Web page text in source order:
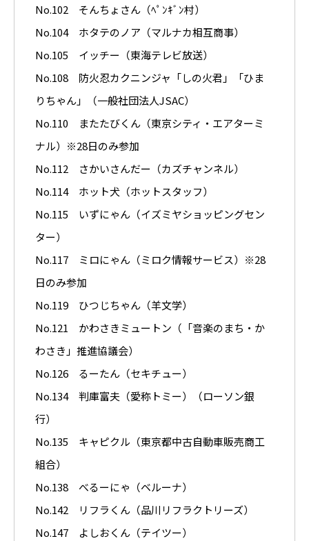
No.102 そんちょさん（ﾍﾟﾝｷﾞﾝ村）
No.104 ホタテのノア（マルナカ相互商事）
No.105 イッチー（東海テレビ放送）
No.108 防火忍カクニンジャ「しの火君」「ひま
りちゃん」（一般社団法人JSAC）
No.110 またたびくん（東京シティ・エアターミ
ナル）※28日のみ参加
No.112 さかいさんだー（カズチャンネル）
No.114 ホット犬（ホットスタッフ）
No.115 いずにゃん（イズミヤショッピングセン
ター）
No.117 ミロにゃん（ミロク情報サービス）※28
日のみ参加
No.119 ひつじちゃん（羊文学）
No.121 かわさきミュートン（「音楽のまち・か
わさき」推進協議会）
No.126 るーたん（セキチュー）
No.134 判庫富夫（愛称トミー）（ローソン銀
行）
No.135 キャピクル（東京都中古自動車販売商工
組合）
No.138 べるーにゃ（ベルーナ）
No.142 リフラくん（品川リフラクトリーズ）
No.147 よしおくん（テイツー）